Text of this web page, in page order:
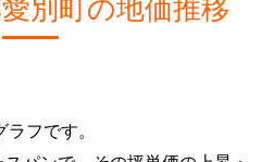
フです。